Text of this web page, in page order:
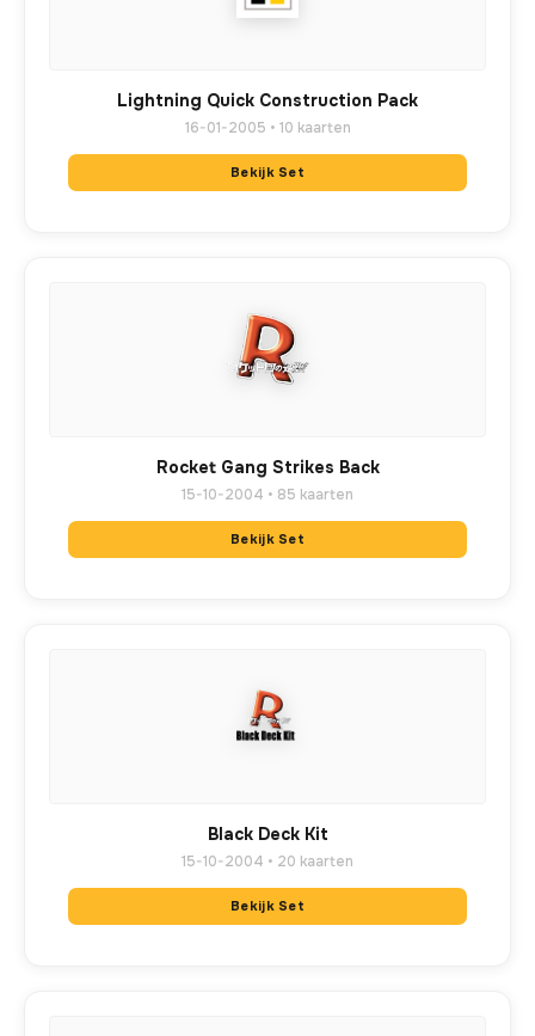
Lightning Quick Construction Pack
16-01-2005 • 10 kaarten
Bekijk Set
Rocket Gang Strikes Back
15-10-2004 • 85 kaarten
Bekijk Set
Black Deck Kit
15-10-2004 • 20 kaarten
Bekijk Set